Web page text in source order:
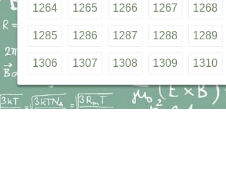
1264 1265 1266 1267 1268
1285 1286 1287 1288 1289
1306 1307 1308 1309 1310